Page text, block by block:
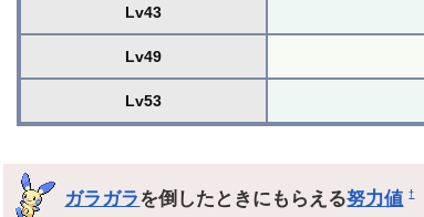
Lv43
Lv49
Lv53
ガラガラを倒したときにもらえる努力値 †